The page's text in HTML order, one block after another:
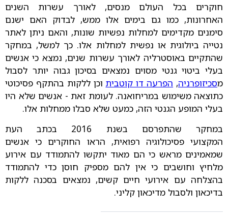
חוקרים בכל העולם מנסים, לאורך עשרות השנים
האחרונות, כמו גם בימים אלו ממש, לבדוק האם ישנם
סימנים מקדימים למחלות נפשיות שונות, והאם ניתן לאתר
נטייה ביולוגית או נפשית למחלות אלו. כך למשל, במחקר
שהתקיים באוסטרליה לאורך עשרות שנים, נמצא כי אנשים
בעלי ביטוי גנטי מסוים נמצאים בסיכון גבוה יותר לסבול
מסכיזופרניה, הפרעה דו קוטבית וכן ללקות בהתקף פסיכוטי
כתוצאה משימוש במריחואנה. לעומת זאת - אנשים שלא היו
בעלי המופע הגנטי הזה, כמעט שלא סבלו ממחלות אלו.
במחקר שהתפרסם בשנת 2016 בכתב העת
המקצועי פסיכולוגיה רפואית, הראו החוקרים כי אנשים
שמאמינים מראש כי הם מאוד יתקשו להתמודד עם אירוע
מלחיץ וחושבים כי אין להם מספיק חוסן כדי להתמודד
בהצלחה עם אירועי חיים קשים, נמצאים בסכנה ללקות
בדיכאון ולסבול מדיכאון קליני.